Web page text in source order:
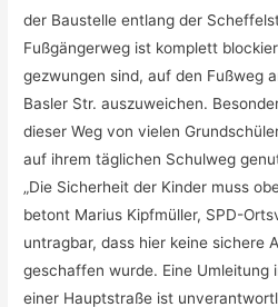
der Baustelle entlang der
Fußgängerweg ist komplett
gezwungen sind, auf den Fußweg
Basler Str. auszuweichen.
dieser Weg von vielen
auf ihrem täglichen Schulweg
„Die Sicherheit der Kinder muss
betont Marius Kipfmüller, SPD-
untragbar, dass hier keine sichere
geschaffen wurde. Eine Umleitung
einer Hauptstraße ist